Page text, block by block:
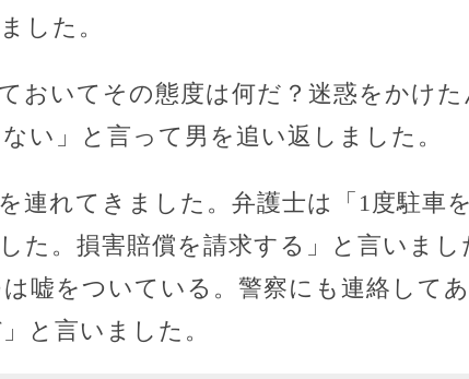
した。
おいてその態度は何だ？迷惑をかけ
い」と言って男を追い返しました。
連れてきました。弁護士は「1度駐車
た。損害賠償を請求する」と言いまし
嘘をついている。警察にも連絡して
と言いました。